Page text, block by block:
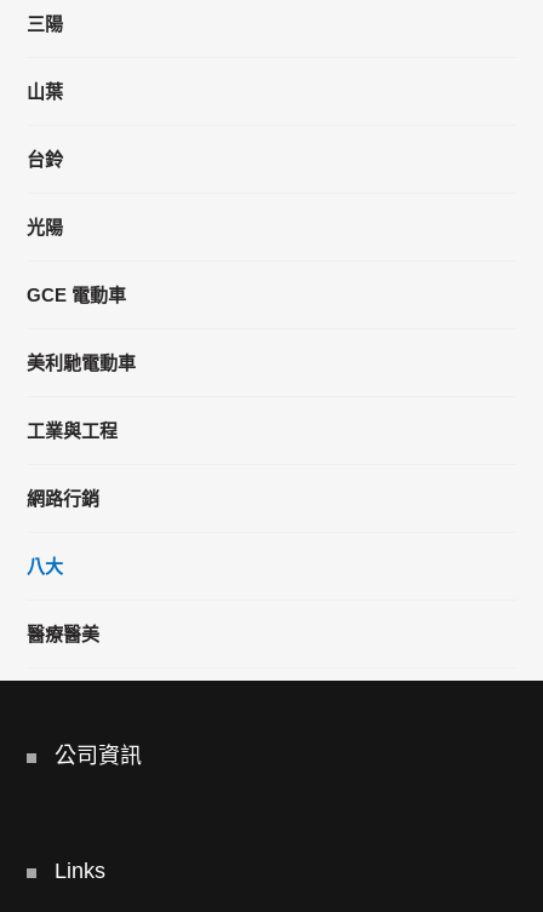
三陽
山葉
台鈴
光陽
GCE 電動車
美利馳電動車
工業與工程
網路行銷
八大
醫療醫美
公司資訊
Links